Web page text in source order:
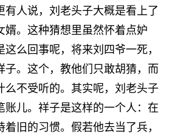
有人说，刘老头子大概是看上了
婿。这种猜想里虽然怀着点妒
么回事呢，将来刘四爷一死，
子。这个，教他们只敢胡猜，而
么不受听的。其实呢，刘老头子
账儿。祥子是这样的一个人：在
旧的习惯。假若他去当了兵，